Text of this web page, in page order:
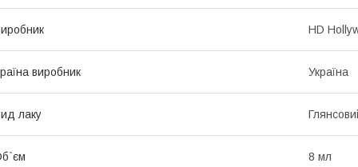
HD
виробник Україна
лаку
8 мл